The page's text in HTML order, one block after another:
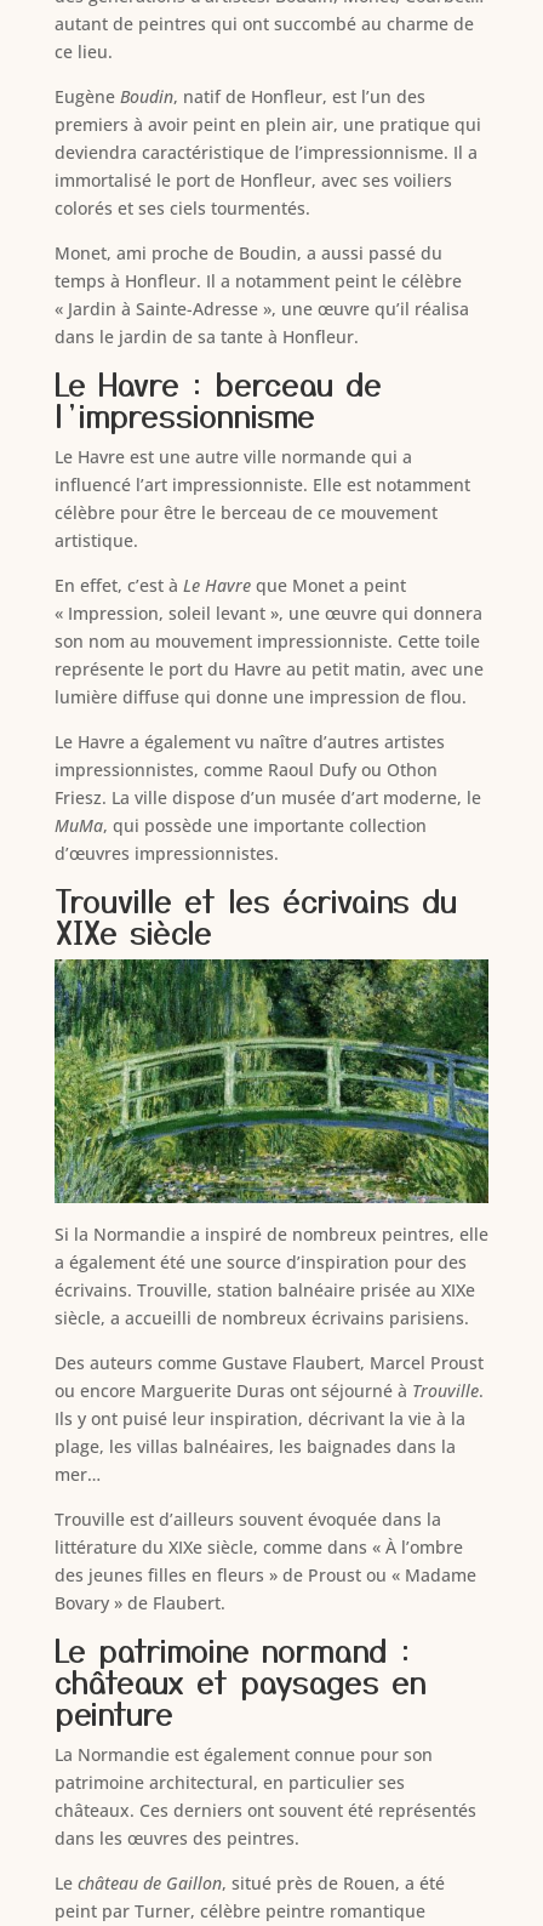
autant de peintres qui ont succombé au charme de
ce lieu.
Eugène Boudin, natif de Honfleur, est l’un des
premiers à avoir peint en plein air, une pratique qui
deviendra caractéristique de l’impressionnisme. Il a
immortalisé le port de Honfleur, avec ses voiliers
colorés et ses ciels tourmentés.
Monet, ami proche de Boudin, a aussi passé du
temps à Honfleur. Il a notamment peint le célèbre
« Jardin à Sainte-Adresse », une œuvre qu’il réalisa
dans le jardin de sa tante à Honfleur.
Le Havre : berceau de
l’impressionnisme
Le Havre est une autre ville normande qui a
influencé l’art impressionniste. Elle est notamment
célèbre pour être le berceau de ce mouvement
artistique.
En effet, c’est à Le Havreque Monet a peint
« Impression, soleil levant », une œuvre qui donnera
son nom au mouvement impressionniste. Cette toile
représente le port du Havre au petit matin, avec une
lumière diffuse qui donne une impression de flou.
Le Havre a également vu naître d’autres artistes
impressionnistes, comme Raoul Dufy ou Othon
Friesz. La ville dispose d’un musée d’art moderne, le
MuMa, qui possède une importante collection
d’œuvres impressionnistes.
Trouville et les écrivains du
XIXe siècle
Si la Normandie a inspiré de nombreux peintres, elle
a également été une source d’inspiration pour des
écrivains. Trouville, station balnéaire prisée au XIXe
siècle, a accueilli de nombreux écrivains parisiens.
Des auteurs comme Gustave Flaubert, Marcel Proust
ou encore Marguerite Duras ont séjourné à Trouville.
Ils y ont puisé leur inspiration, décrivant la vie à la
plage, les villas balnéaires, les baignades dans la
mer…
Trouville est d’ailleurs souvent évoquée dans la
littérature du XIXe siècle, comme dans « À l’ombre
des jeunes filles en fleurs » de Proust ou « Madame
Bovary » de Flaubert.
Le patrimoine normand :
châteaux et paysages en
peinture
La Normandie est également connue pour son
patrimoine architectural, en particulier ses
châteaux. Ces derniers ont souvent été représentés
dans les œuvres des peintres.
Le château de Gaillon, situé près de Rouen, a été
peint par Turner, célèbre peintre romantique